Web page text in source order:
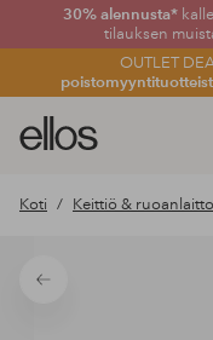
30% alennusta*
tilauksen
OUTLET
Ellos-
logo
siirry
Koti Keittiö & ruoanlaitto
Takaisin